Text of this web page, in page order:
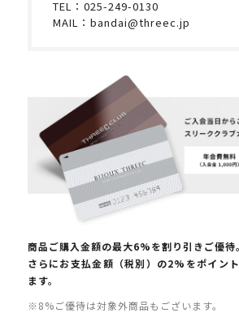
TEL： 025-249-0130
MAIL： bandai@threec.jp
商品ご購入金額の最大6%を割り引きご優待。
さらにお支払金額（税別）の2%をポイン
ます。
※8%ご優待は対象外商品もございます。